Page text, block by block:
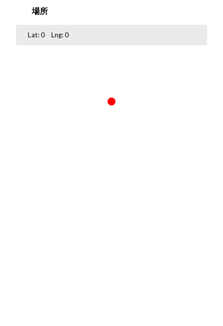
場所
Lat:0 Lng:0